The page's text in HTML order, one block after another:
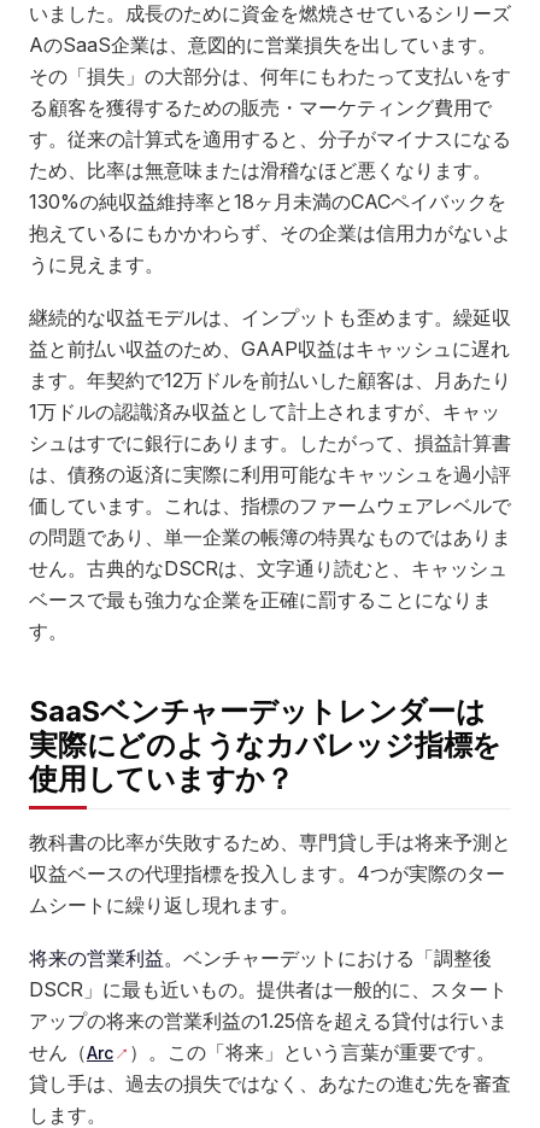
いました。成長のために資金を燃焼させているシリーズ
AのSaaS企業は、意図的に営業損失を出しています。
その「損失」の大部分は、何年にもわたって支払いをす
る顧客を獲得するための販売・マーケティング費用で
す。従来の計算式を適用すると、分子がマイナスになる
ため、比率は無意味または滑稽なほど悪くなります。
130%の純収益維持率と18ヶ月未満のCACペイバックを
抱えているにもかかわらず、その企業は信用力がないよ
うに見えます。
継続的な収益モデルは、インプットも歪めます。繰延収
益と前払い収益のため、GAAP収益はキャッシュに遅れ
ます。年契約で12万ドルを前払いした顧客は、月あたり
1万ドルの認識済み収益として計上されますが、キャッ
シュはすでに銀行にあります。したがって、損益計算書
は、債務の返済に実際に利用可能なキャッシュを過小評
価しています。これは、指標のファームウェアレベルで
の問題であり、単一企業の帳簿の特異なものではありま
せん。古典的なDSCRは、文字通り読むと、キャッシュ
ベースで最も強力な企業を正確に罰することになりま
す。
SaaSベンチャーデットレンダーは
実際にどのようなカバレッジ指標を
使用していますか？
教科書の比率が失敗するため、専門貸し手は将来予測と
収益ベースの代理指標を投入します。4つが実際のター
ムシートに繰り返し現れます。
将来の営業利益。 ベンチャーデットにおける「調整後
DSCR」に最も近いもの。提供者は一般的に、スタート
アップの将来の営業利益の1.25倍を超える貸付は行いま
せん（Arc
）。この「将来」という言葉が重要です。
貸し手は、過去の損失ではなく、あなたの進む先を審査
します。